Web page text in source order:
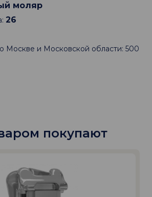
моляр
26
Москве и Московской области: 500
покупают